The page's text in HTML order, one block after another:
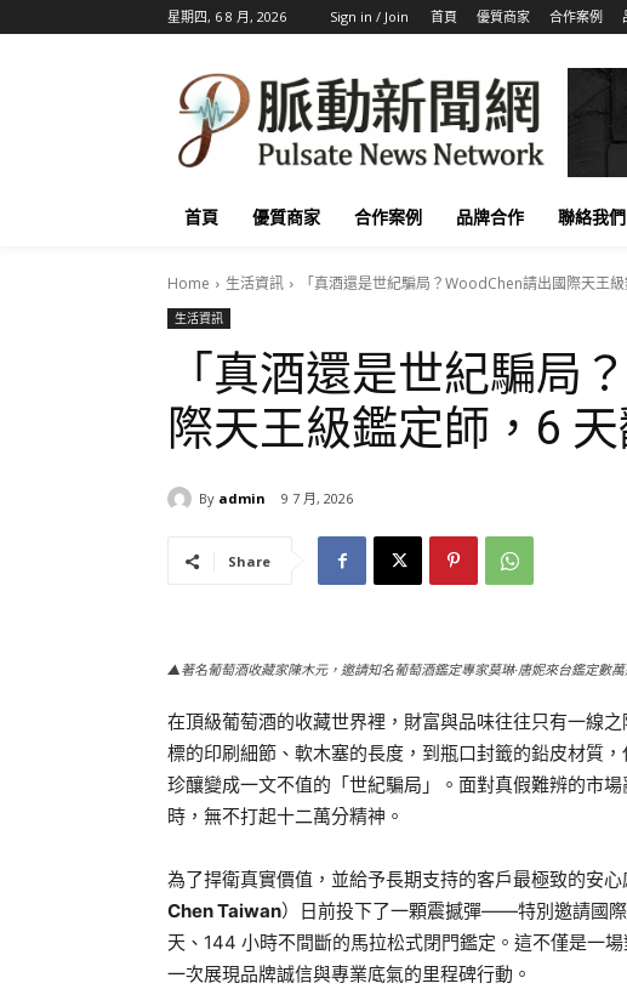
星期四, 6 8 月, 2026 Sign in / Join 首頁 優質商家 合作案例
首頁 優質商家 合作案例 品牌合作 聯絡我們
Home 生活資訊 「真酒還是世紀騙局？WoodChen請出國際天王
生活資訊
「真酒還是世紀騙局
際天王級鑑定師，6 天
By admin 9 7 月, 2026
Share
▲著名葡萄酒收藏家陳木元，邀請知名葡萄酒鑑定專家莫琳·唐妮來台鑑定數
在頂級葡萄酒的收藏世界裡，財富與品味往往只有一線
標的印刷細節、軟木塞的長度，到瓶口封籤的鉛皮材質
珍釀變成一文不值的「世紀騙局」。面對真假難辨的市
時，無不打起十二萬分精神。
為了捍衛真實價值，並給予長期支持的客戶最極致的安
Chen Taiwan）日前投下了一顆震撼彈——特別邀請國
天、144 小時不間斷的馬拉松式閉門鑑定。這不僅是一
一次展現品牌誠信與專業底氣的里程碑行動。